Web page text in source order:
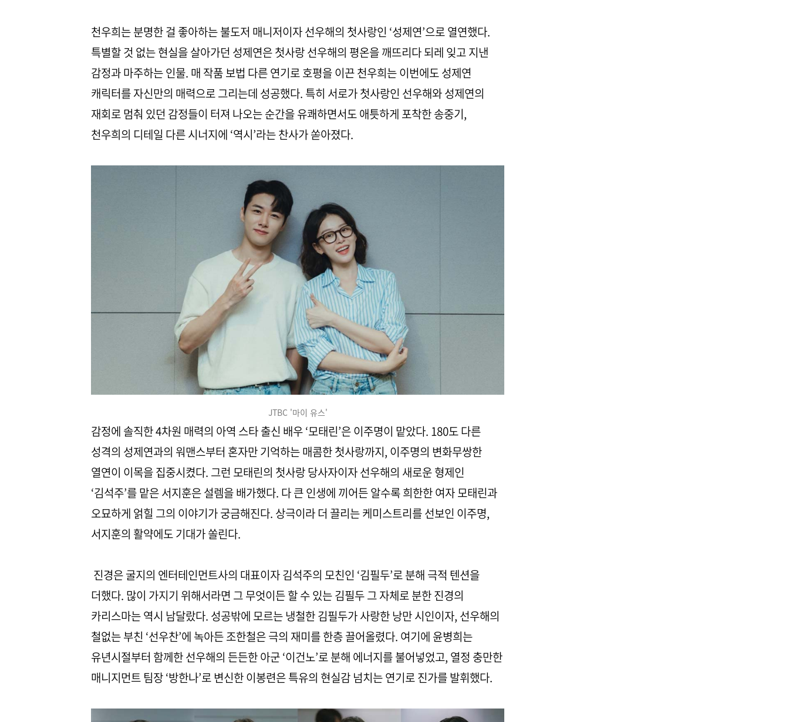
천우희는 분명한 걸 좋아하는 불도저 매니저이자 선우해의 첫사랑인 ‘성제연’으로 열연했다.
특별할 것 없는 현실을 살아가던 성제연은 첫사랑 선우해의 평온을 깨뜨리다 되레 잊고 지낸
감정과 마주하는 인물. 매 작품 보법 다른 연기로 호평을 이끈 천우희는 이번에도 성제연
캐릭터를 자신만의 매력으로 그리는데 성공했다. 특히 서로가 첫사랑인 선우해와 성제연의
재회로 멈춰 있던 감정들이 터져 나오는 순간을 유쾌하면서도 애틋하게 포착한 송중기,
천우희의 디테일 다른 시너지에 ‘역시’라는 찬사가 쏟아졌다.
JTBC '마이 유스'
감정에 솔직한 4차원 매력의 아역 스타 출신 배우 ‘모태린’은 이주명이 맡았다. 180도 다른
성격의 성제연과의 워맨스부터 혼자만 기억하는 매콤한 첫사랑까지, 이주명의 변화무쌍한
열연이 이목을 집중시켰다. 그런 모태린의 첫사랑 당사자이자 선우해의 새로운 형제인
‘김석주’를 맡은 서지훈은 설렘을 배가했다. 다 큰 인생에 끼어든 알수록 희한한 여자 모태린과
오묘하게 얽힐 그의 이야기가 궁금해진다. 상극이라 더 끌리는 케미스트리를 선보인 이주명,
서지훈의 활약에도 기대가 쏠린다.
진경은 굴지의 엔터테인먼트사의 대표이자 김석주의 모친인 ‘김필두’로 분해 극적 텐션을
더했다. 많이 가지기 위해서라면 그 무엇이든 할 수 있는 김필두 그 자체로 분한 진경의
카리스마는 역시 남달랐다. 성공밖에 모르는 냉철한 김필두가 사랑한 낭만 시인이자, 선우해의
철없는 부친 ‘선우찬’에 녹아든 조한철은 극의 재미를 한층 끌어올렸다. 여기에 윤병희는
유년시절부터 함께한 선우해의 든든한 아군 ‘이건노’로 분해 에너지를 불어넣었고, 열정 충만한
매니지먼트 팀장 ‘방한나’로 변신한 이봉련은 특유의 현실감 넘치는 연기로 진가를 발휘했다.